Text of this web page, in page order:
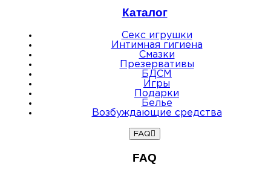
Каталог
Секс игрушки
Интимная гигиена
Смазки
Презервативы
БДСМ
Игры
Подарки
Белье
Возбуждающие средства
FAQ
FAQ